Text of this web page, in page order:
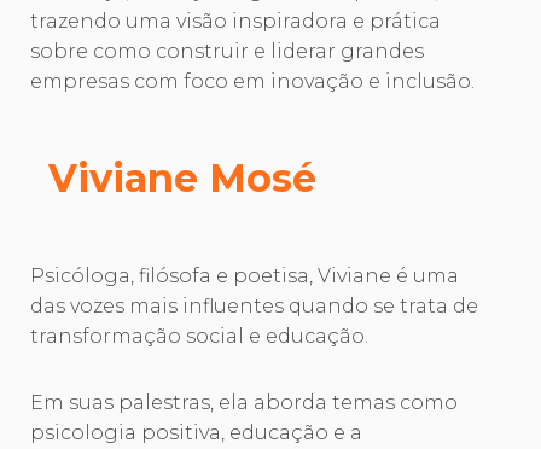
trazendo uma visão inspiradora e prática
sobre como construir e liderar grandes
empresas com foco em inovação e inclusão.
Viviane Mosé
Psicóloga, filósofa e poetisa, Viviane é uma
das vozes mais influentes quando se trata de
transformação social e educação.
Em suas palestras, ela aborda temas como
psicologia positiva, educação e a